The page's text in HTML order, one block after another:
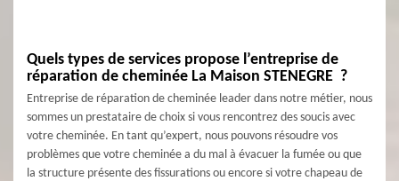
Quels types de services propose l’entreprise de
réparation de cheminée La Maison STENEGRE ?
Entreprise de réparation de cheminée leader dans notre métier, nous
sommes un prestataire de choix si vous rencontrez des soucis avec
votre cheminée. En tant qu’expert, nous pouvons résoudre vos
problèmes que votre cheminée a du mal à évacuer la fumée ou que
la structure présente des fissurations ou encore si votre chapeau de